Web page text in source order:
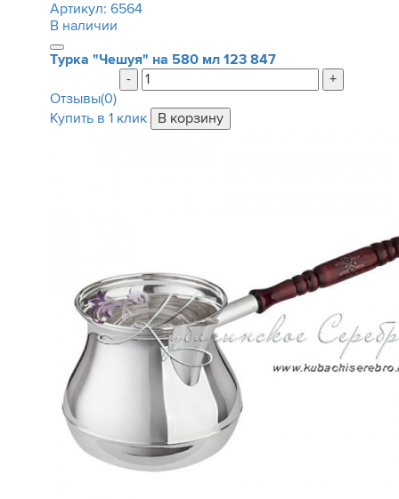
Артикул: 6564
В наличии
Турка "Чешуя" на 580 мл 123 847
-
+
Отзывы(0)
Купить в 1 клик